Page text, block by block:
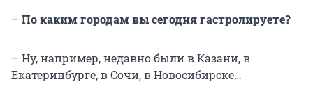
– По каким городам вы сегодня гастролируете?
– Ну, например, недавно были в Казани, в
Екатеринбурге, в Сочи, в Новосибирске…